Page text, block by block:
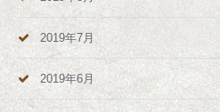
2019年7月
2019年6月